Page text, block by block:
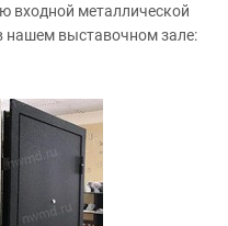
входной металлической
нашем выставочном зале: